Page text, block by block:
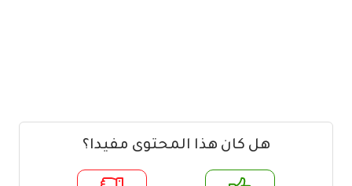
هل كان هذا المحتوى مفيدا؟